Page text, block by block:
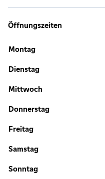
Öffnungszeiten
Montag
Dienstag
Mittwoch
Donnerstag
Freitag
Samstag
Sonntag